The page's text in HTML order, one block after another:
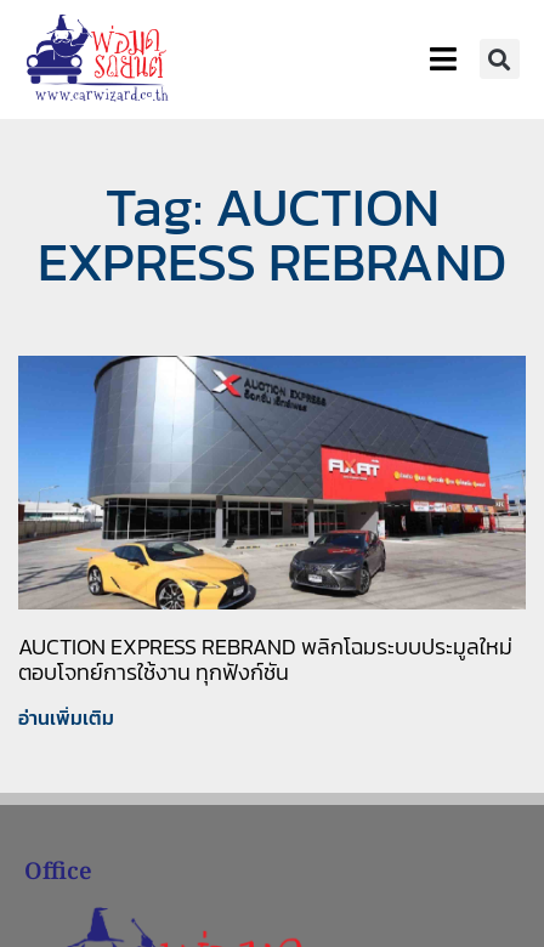
Tag: AUCTION
EXPRESS REBRAND
AUCTION EXPRESS REBRAND พลิกโฉมระบบประมูลใหม่
ตอบโจทย์การใช้งาน ทุกฟังก์ชัน
อ่านเพิ่มเติม
Office